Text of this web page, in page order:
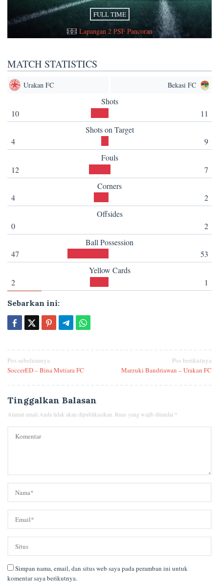
FULL TIME
Lapangan 2 PSF Pancoran
MATCH STATISTICS
Urakan FC Bekasi FC
Shots
10
11
Shots on Target
4
9
Fouls
12
7
Corners
4
2
Offsides
0
2
Ball Possession
47
53
Yellow Cards
2
1
Sebarkan ini:
Navigasi
pos
Pos sebelumnya
SoccerED – Bina Mutiara FC
Pos berikutnya
Marzuki Bandriawan – Urakan FC
Tinggalkan Balasan
Alamat email Anda tidak akan dipublikasikan. Ruas yang wajib ditandai *
Simpan nama, email, dan situs web saya pada peramban ini untuk
komentar saya berikutnya.